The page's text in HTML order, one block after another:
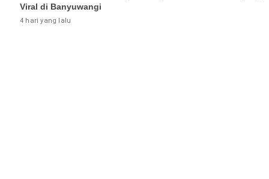
Viral di Banyuwangi
4 hari yang lalu